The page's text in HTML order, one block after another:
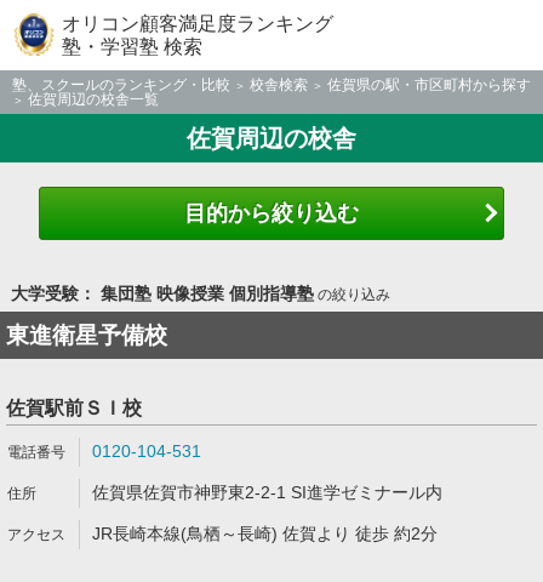
オリコン顧客満足度ランキング
塾・学習塾 検索
塾、スクールのランキング・比較 校舎検索
佐賀県の駅・市区町村から探す
佐賀周辺の校舎一覧
佐賀周辺の校舎
目的から絞り込む
大学受験： 集団塾 映像授業 個別指導塾の絞り込み
東進衛星予備校
佐賀駅前ＳＩ校
0120-104-531
佐賀県佐賀市神野東2-2-1 SI進学ゼミナール内
JR長崎本線(鳥栖～長崎) 佐賀より 徒歩 約2分